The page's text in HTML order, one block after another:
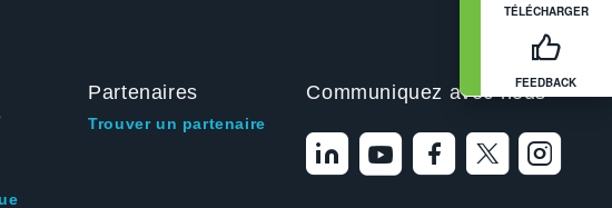
TÉLÉCHARGER
FEEDBACK
Partenaires
Trouver un partenaire
Communiquez avec nous